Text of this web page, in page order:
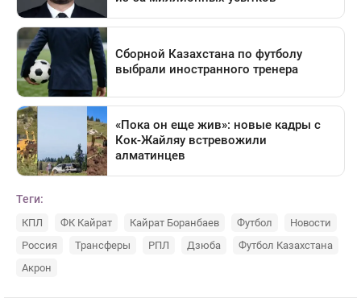
Теги:
КПЛ ФК Кайрат Кайрат Боранбаев Футбол
Новости
Россия
Трансферы РПЛ Дзюба
Футбол Казахстана
Акрон